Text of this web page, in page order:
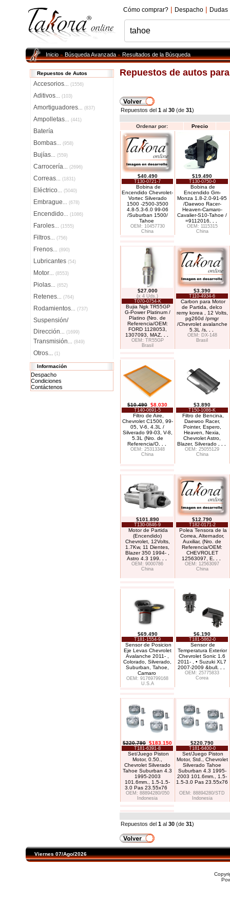
Cómo comprar? | Despacho | Dudas
Inicio»Búsqueda Avanzada»Resultados de la Búsqueda
Repuestos de Autos
Accesorios... (1556)
Aditivos... (103)
Amortiguadores... (837)
Ampolletas... (441)
Batería
Bombas... (958)
Bujías... (559)
Carrocería... (2696)
Correas... (1831)
Eléctrico... (5040)
Embrague... (678)
Encendido... (1086)
Faroles... (1555)
Filtros... (756)
Frenos... (890)
Lubricantes (54)
Motor... (8553)
Piolas... (652)
Retenes... (764)
Rodamientos... (737)
Suspensión/
Dirección... (1699)
Transmisión... (849)
Otros... (1)
Información
Despacho
Condiciones
Contáctenos
Repuestos de autos
Repuestos del 1 al 30 (de 31)
Ordenar por: Precio
$40.490
T130-0721-7
Bobina de
Encendido Chevrolet-
Vortec Silverado
1500 -2500-3500
4.8-5.3-6.0 99-06
/Suburban 1500/
Tahoe
OEM: 10457730
China
$19.490
T130-0750-0
Bobina de
Encendido Gm-
Monza 1.8-2.0-91-95
/Daewoo Racer-
Heaven-Camaro-
Cavalier-S10-Tahoe /
=9112016
OEM: 1115315
China
$27.000
(x 4 Uds.)
T070-0754-K
Bujia Ngk TR55GP
G-Power Platinum /
Platino (Nro. de
Referencia/OEM:
FORD 1128053,
1307093, MAZ. . .
OEM: TR55GP
Brasil
$3.390
T110-4934-6
Carbon para Motor
de Partida, delco
remy korea , 12 Volts,
pg260d /pmgr
/Chevrolet avalanche
5.3L /s. . .
OEM: DX-148
Brasil
$10.490 $8.030
T140-0691-5
Filtro de Aire,
Chevrolet C1500, 99-
05, V-6, 4.3L /
Silverado 99-03, V-8,
5.3L (Nro. de
Referencia/O. . .
OEM: 25313348
China
$3.890
T150-1086-K
Filtro de Bencina,
Daewoo Racer,
Pointer, Espero,
Heaven, Nexia,
Chevrolet Astro,
Blazer, Silverado
OEM: 25055129
China
$101.890
T130-0846-9
Motor de Partida
(Encendido)
Chevrolet, 12Volts,
1.7Kw, 11 Dientes,
Blazer 350 1994- ,
Astro 4.3 199
OEM: 9000786
China
$12.790
T182-0171-2
Polea Tensora de la
Correa, Alternador,
Auxiliar, (Nro. de
Referencia/OEM:
CHEVROLET
12563097, E
OEM: 12563097
China
$69.490
T181-1554-9
Sensor de Posicion
Eje Levas Chevrolet
Avalanche 2011- ,
Colorado, Silverado,
Suburban, Tahoe,
Camaro
OEM: 91769799168
U.S.A
$6.190
T181-5862-0
Sensor de
Temperatura Exterior
Chevrolet Sonic 1.6
2011- , • Suzuki XL7
2007-2009 &bull
OEM: 25775833
Corea
$220.790 $183.150
T181-6391-8
Set/Juego Piston
Motor, 0.50.,
Chevrolet Silverado
Tahoe Suburban 4.3
1995-2003
101.6mm., 1.5-1.5-
3.0 Pas 23.55x76
OEM: 88894280/050
Indonesia
$220.790
T181-6400-0
Set/Juego Piston
Motor, Std., Chevrolet
Silverado Tahoe
Suburban 4.3 1995-
2003 101.6mm., 1.5-
1.5-3.0 Pas 23.55x76
OEM: 88894280/STD
Indonesia
Repuestos del 1 al 30 (de 31)
Viernes 07/Ago/2026